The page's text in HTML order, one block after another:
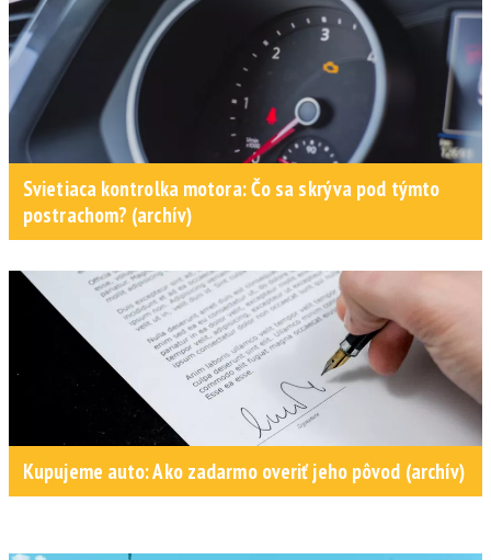
Svietiaca kontrolka motora: Čo sa skrýva pod týmto
postrachom? (archív)
Kupujeme auto: Ako zadarmo overiť jeho pôvod (archív)